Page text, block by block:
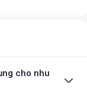
Usb đen cho
hữu một thiết kế vô
người dùng, như
cho nhu